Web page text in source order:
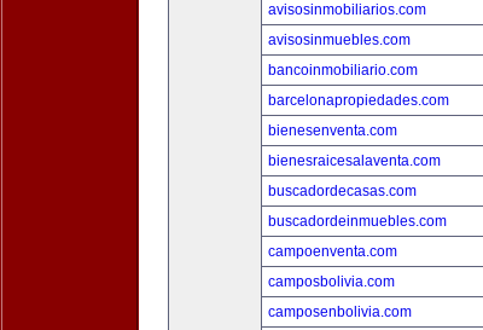
avisosinmobiliarios.com
avisosinmuebles.com
bancoinmobiliario.com
barcelonapropiedades.com
bienesenventa.com
bienesraicesalaventa.com
buscadordecasas.com
buscadordeinmuebles.com
campoenventa.com
camposbolivia.com
camposenbolivia.com